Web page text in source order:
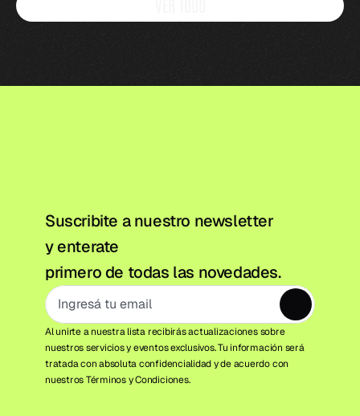
Suscribite a nuestro newsletter
y enterate
primero de todas las novedades.
Al unirte a nuestra lista recibirás actualizaciones sobre
nuestros servicios y eventos exclusivos. Tu información será
tratada con absoluta confidencialidad y de acuerdo con
nuestros Términos y Condiciones.